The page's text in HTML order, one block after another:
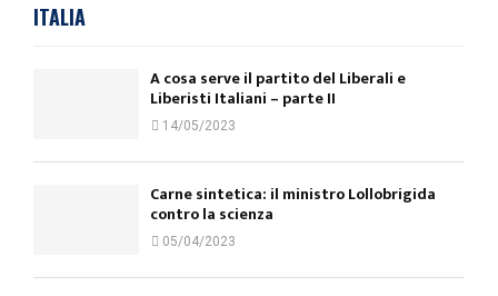
ITALIA
A cosa serve il partito del Liberali e
Liberisti Italiani – parte II
14/05/2023
Carne sintetica: il ministro Lollobrigida
contro la scienza
05/04/2023